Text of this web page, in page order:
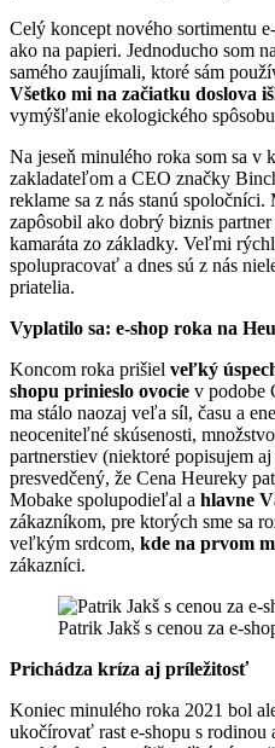
Celý koncept nového sortimentu
ako na papieri. Jednoducho som
samého zaujímali, ktoré sám
Všetko mi na začiatku doslova
vymýšľanie ekologického
Na jeseň minulého roka som sa v
zakladateľom a CEO značky
reklame sa z nás stanú
zapôsobil ako dobrý biznis
kamaráta zo základky. Veľmi
spolupracovať a dnes sú z nás
priatelia.
Vyplatilo sa: e-shop roka na
Koncom roka prišiel veľký
shopu prinieslo ovocie v podobe
ma stálo naozaj veľa síl, času a
neoceniteľné skúsenosti,
partnerstiev (niektoré popisujem
presvedčený, že Cena Heureky
Mobake spolupodieľal a hlavne
zákazníkom, pre ktorých sme sa
veľkým srdcom, kde na prvom
zákazníci.
Patrik Jakš s cenou za e-
Prichádza kríza aj príležitosť
Koniec minulého roka 2021 bol
ukočírovať rast e-shopu s